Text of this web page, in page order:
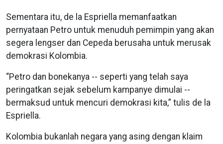
Sementara itu, de la Espriella memanfaatkan
pernyataan Petro untuk menuduh pemimpin yang akan
segera lengser dan Cepeda berusaha untuk merusak
demokrasi Kolombia.
“Petro dan bonekanya -- seperti yang telah saya
peringatkan sejak sebelum kampanye dimulai --
bermaksud untuk mencuri demokrasi kita,” tulis de la
Espriella.
Kolombia bukanlah negara yang asing dengan klaim